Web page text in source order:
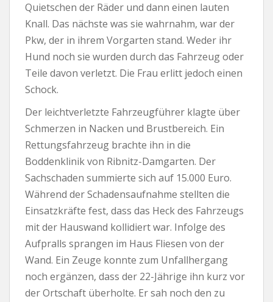
Quietschen der Räder und dann einen lauten
Knall. Das nächste was sie wahrnahm, war der
Pkw, der in ihrem Vorgarten stand. Weder ihr
Hund noch sie wurden durch das Fahrzeug oder
Teile davon verletzt. Die Frau erlitt jedoch einen
Schock.
Der leichtverletzte Fahrzeugführer klagte über
Schmerzen in Nacken und Brustbereich. Ein
Rettungsfahrzeug brachte ihn in die
Boddenklinik von Ribnitz-Damgarten. Der
Sachschaden summierte sich auf 15.000 Euro.
Während der Schadensaufnahme stellten die
Einsatzkräfte fest, dass das Heck des Fahrzeugs
mit der Hauswand kollidiert war. Infolge des
Aufpralls sprangen im Haus Fliesen von der
Wand. Ein Zeuge konnte zum Unfallhergang
noch ergänzen, dass der 22-Jährige ihn kurz vor
der Ortschaft überholte. Er sah noch den zu